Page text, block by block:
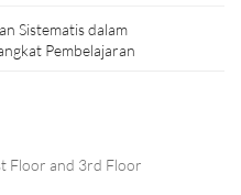
Sistematis dalam
Pembelajaran
Floor and 3rd Floor